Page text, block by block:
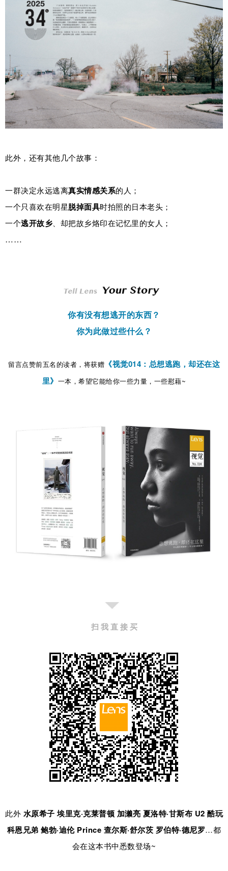
此外，还有其他几个故事：
一群决定永远逃离真实情感关系的人；
一个只喜欢在明星脱掉面具时拍照的日本老头；
一个逃开故乡 、却把故乡烙印在记忆里的女人；
……
你有没有想逃开的东西？
你为此做过些什么？
留言点赞前五名的读者，将获赠 《视觉014：总想逃跑，却还在这
里》 一本，希望它能给你一些力量，一些慰藉~
扫 我 直 接 买
此外 水原希子 埃里克·克莱普顿 加濑亮 夏洛特·甘斯布 U2 酷玩
科恩兄弟鲍勃·迪伦 Prince 查尔斯·舒尔茨 罗伯特·德尼罗…都
会在这本书中悉数登场~